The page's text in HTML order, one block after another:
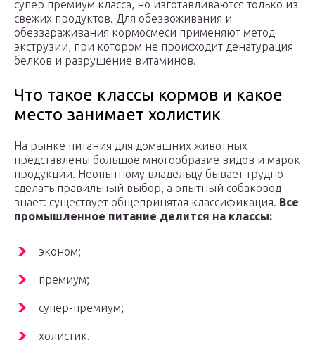
супер премиум класса, но изготавливаются только из
свежих продуктов. Для обезвоживания и
обеззараживания кормосмеси применяют метод
экструзии, при котором не происходит денатурация
белков и разрушение витаминов.
Что такое классы кормов и какое
место занимает холистик
На рынке питания для домашних животных
представлены большое многообразие видов и марок
продукции. Неопытному владельцу бывает трудно
сделать правильный выбор, а опытный собаковод
знает: существует общепринятая классификация. Все
промышленное питание делится на классы:
эконом;
премиум;
супер-премиум;
холистик.